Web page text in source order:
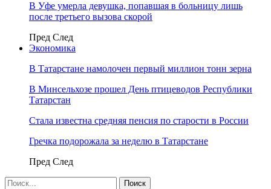
В Уфе умерла девушка, попавшая в больницу лишь
после третьего вызова скорой
Пред След
Экономика
В Татарстане намолочен первый миллион тонн зерна
В Минсельхозе прошел День птицеводов Республики
Татарстан
Стала известна средняя пенсия по старости в России
Гречка подорожала за неделю в Татарстане
Пред След